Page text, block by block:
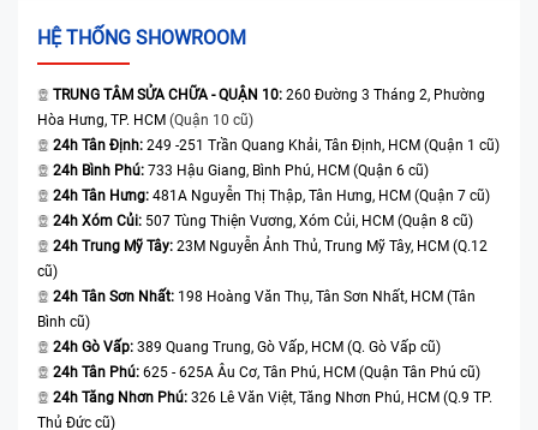
HỆ THỐNG SHOWROOM
TRUNG TÂM SỬA CHỮA - QUẬN 10: 260 Đường 3 Tháng 2, Phường
Hòa Hưng, TP. HCM (Quận 10 cũ)
24h Tân Định: 249 -251 Trần Quang Khải, Tân Định, HCM (Quận 1 cũ)
24h Bình Phú: 733 Hậu Giang, Bình Phú, HCM (Quận 6 cũ)
24h Tân Hưng: 481A Nguyễn Thị Thập, Tân Hưng, HCM (Quận 7 cũ)
24h Xóm Củi: 507 Tùng Thiện Vương, Xóm Củi, HCM (Quận 8 cũ)
24h Trung Mỹ Tây: 23M Nguyễn Ảnh Thủ, Trung Mỹ Tây, HCM (Q.12
cũ)
24h Tân Sơn Nhất: 198 Hoàng Văn Thụ, Tân Sơn Nhất, HCM (Tân
Bình cũ)
24h Gò Vấp: 389 Quang Trung, Gò Vấp, HCM (Q. Gò Vấp cũ)
24h Tân Phú: 625 - 625A Âu Cơ, Tân Phú, HCM (Quận Tân Phú cũ)
24h Tăng Nhơn Phú: 326 Lê Văn Việt, Tăng Nhơn Phú, HCM (Q.9 TP.
Thủ Đức cũ)